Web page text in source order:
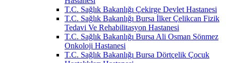
T.C. Sağlık Bakanlığı Çekirge Devlet Hastanesi
T.C. Sağlık Bakanlığı Bursa İlker Çelikcan Fizik
Tedavi Ve Rehabilitasyon Hastanesi
T.C. Sağlık Bakanlığı Bursa Ali Osman Sönmez
Onkoloji Hastanesi
T.C. Sağlık Bakanlığı Bursa Dörtçelik Çocuk